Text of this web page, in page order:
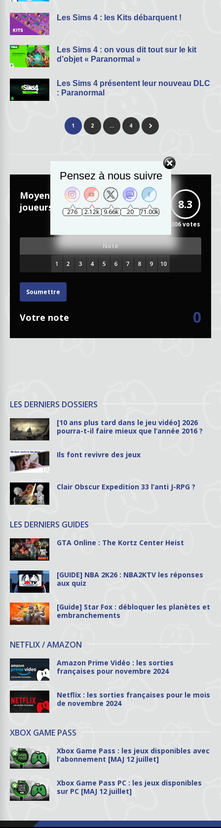
Les Sims 4 : les Kits débarquent !
Les Sims 4 : on vous dit tout sur le kit
d’objet « Paranormal »
Les Sims 4 présentent leur nouveau DLC
: Paranormal
1 2 … 4
Moyenne des
joueurs
8.3
306votes
Note
Soumettre
Votre note 0
LES DERNIERS DOSSIERS
[10 ans plus tard dans le jeu vidéo] 2026
pourra-t-il faire mieux que l’année 2016 ?
Ils font revivre des jeux
Clair Obscur Expedition 33 l’anti J-RPG ?
LES DERNIERS GUIDES
GTA Online : The Kortz Center Heist
[GUIDE] NBA 2K26 : NBA2KTV les réponses
aux quiz
[Guide] Star Fox : débloquer les planètes et
embranchements
NETFLIX / AMAZON
Amazon Prime Vidéo : les sorties
françaises pour novembre 2024
Netflix : les sorties françaises pour le mois
de novembre 2024
XBOX GAME PASS
Xbox Game Pass : les jeux disponibles avec
l’abonnement [MAJ 12 juillet]
Xbox Game Pass PC : les jeux disponibles
sur PC [MAJ 12 juillet]
Pensez à nous suivre
276 2.12k 9.66k 20 71.00k